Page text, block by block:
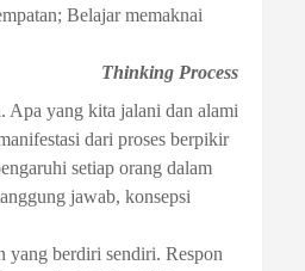
Belajar memaknai
Thinking Process
Apa yang kita jalani dan alami
dari proses berpikir
setiap orang dalam
jawab, konsepsi
yang berdiri sendiri. Respon